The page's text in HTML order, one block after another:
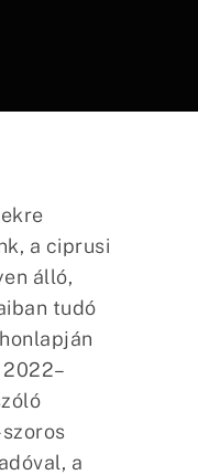
a ciprusi
álló,
tudó
a